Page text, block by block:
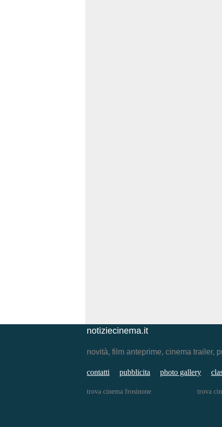
notiziecinema.it
novità, film anteprime, cinema trailer,
contatti pubblicita photo gallery
trova cinema frosinone trova